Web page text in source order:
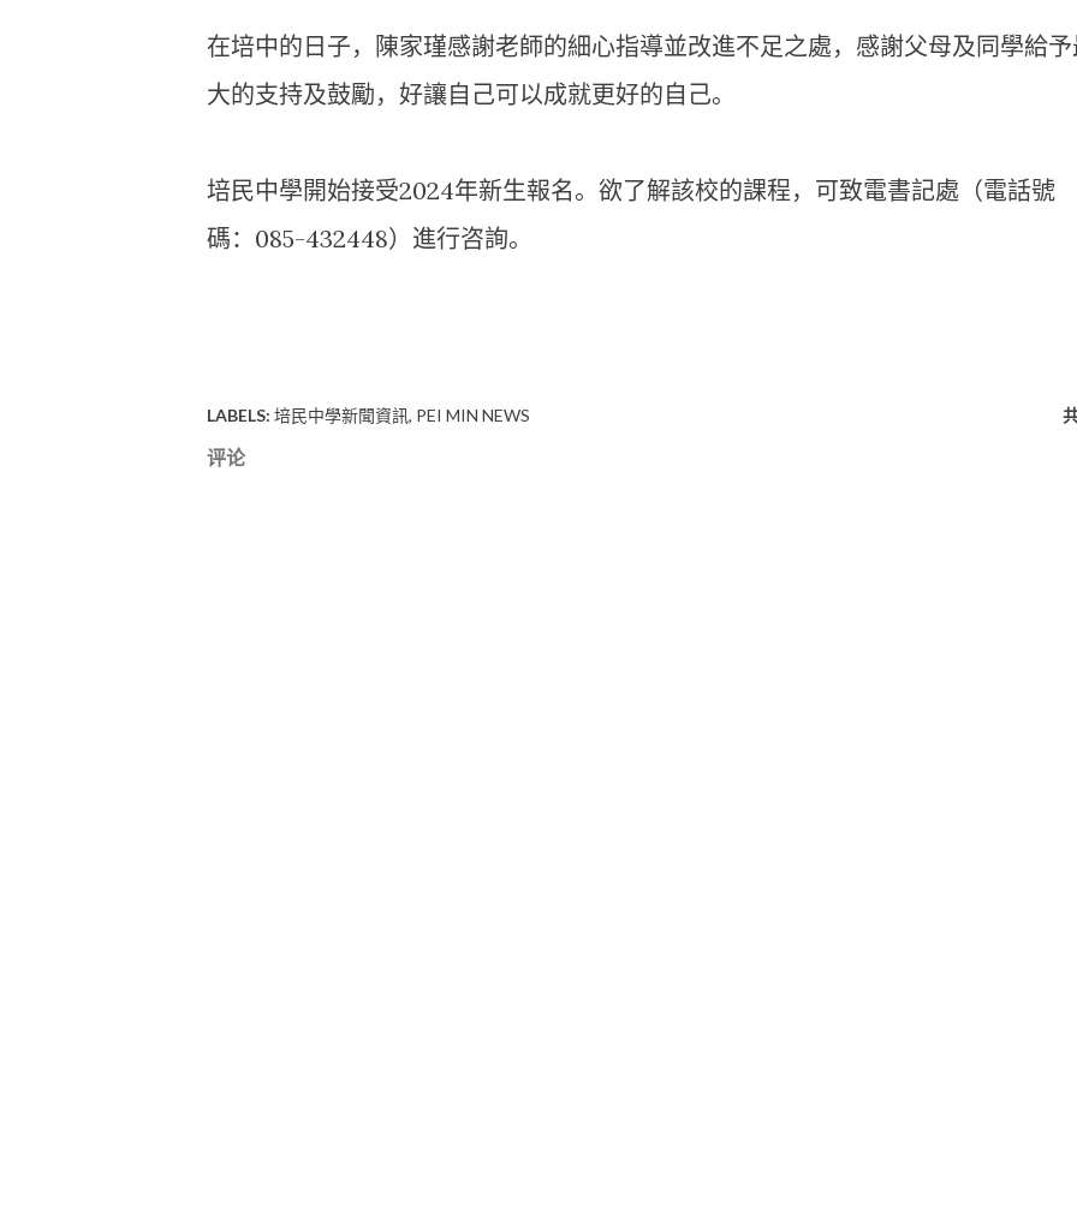
在培中的日子，陳家瑾感謝老師的細心指導並改進不足之處， 感謝父母及同學給
大的支持及鼓勵， 好讓自己可以成就更好的自己。
培民中學開始接受2024年新生報名。欲了解該校的課程， 可致電書記處（電話號
碼：085-432448）進行咨詢。
LABELS: 培民中學新聞資訊 PEI MIN NEWS
评论